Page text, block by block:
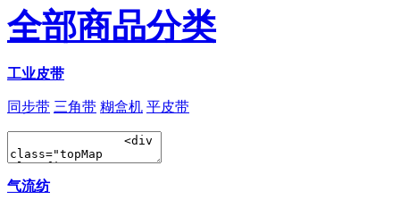
全部商品分类
工业皮带
同步带 三角带 糊盒机 平皮带
气流纺